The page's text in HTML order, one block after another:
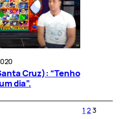
Cruz): “Tenho
dia”.
1 23